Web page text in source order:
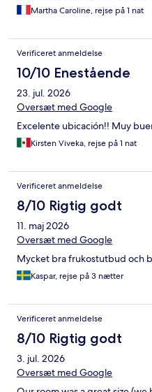
Martha Caroline, rejse på 1 nat
Verificeret anmeldelse
10/10 Enestående
23. jul. 2026
Oversæt med Google
Excelente ubicación!! Muy
Kirsten Viveka, rejse på 1 nat
Verificeret anmeldelse
8/10 Rigtig godt
11. maj 2026
Oversæt med Google
Mycket bra frukostutbud och
Kaspar, rejse på 3 nætter
Verificeret anmeldelse
8/10 Rigtig godt
3. jul. 2026
Oversæt med Google